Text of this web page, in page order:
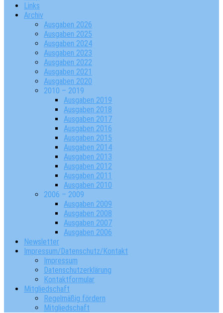
Links
Archiv
Ausgaben 2026
Ausgaben 2025
Ausgaben 2024
Ausgaben 2023
Ausgaben 2022
Ausgaben 2021
Ausgaben 2020
2010 – 2019
Ausgaben 2019
Ausgaben 2018
Ausgaben 2017
Ausgaben 2016
Ausgaben 2015
Ausgaben 2014
Ausgaben 2013
Ausgaben 2012
Ausgaben 2011
Ausgaben 2010
2006 – 2009
Ausgaben 2009
Ausgaben 2008
Ausgaben 2007
Ausgaben 2006
Newsletter
Impressum/Datenschutz/Kontakt
Impressum
Datenschutzerklärung
Kontaktformular
Mitgliedschaft
Regelmäßig fördern
Mitgliedschaft